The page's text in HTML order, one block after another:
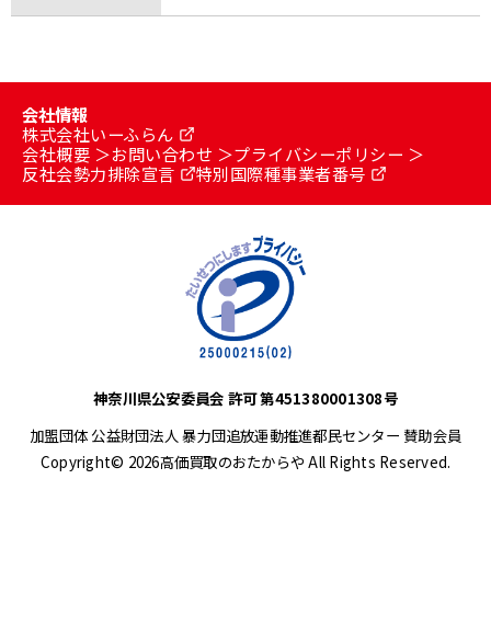
会社情報
株式会社いーふらん
会社概要
お問い合わせ
プライバシーポリシー
反社会勢力排除宣言
特別国際種事業者番号
神奈川県公安委員会 許可 第451380001308号
加盟団体 公益財団法人 暴力団追放運動推進都民センター 賛助会員
Copyright© 2026高価買取のおたからや All Rights Reserved.